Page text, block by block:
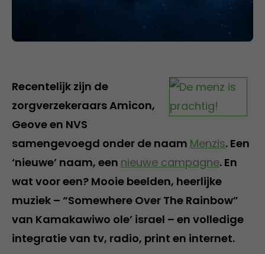
Recentelijk zijn de
zorgverzekeraars Amicon,
Geove en NVS
samengevoegd onder de naam Menzis. Een
‘nieuwe’ naam, een nieuwe campagne. En
wat voor een? Mooie beelden, heerlijke
muziek – “Somewhere Over The Rainbow”
van Kamakawiwo ole’ israel – en volledige
integratie van tv, radio, print en internet.